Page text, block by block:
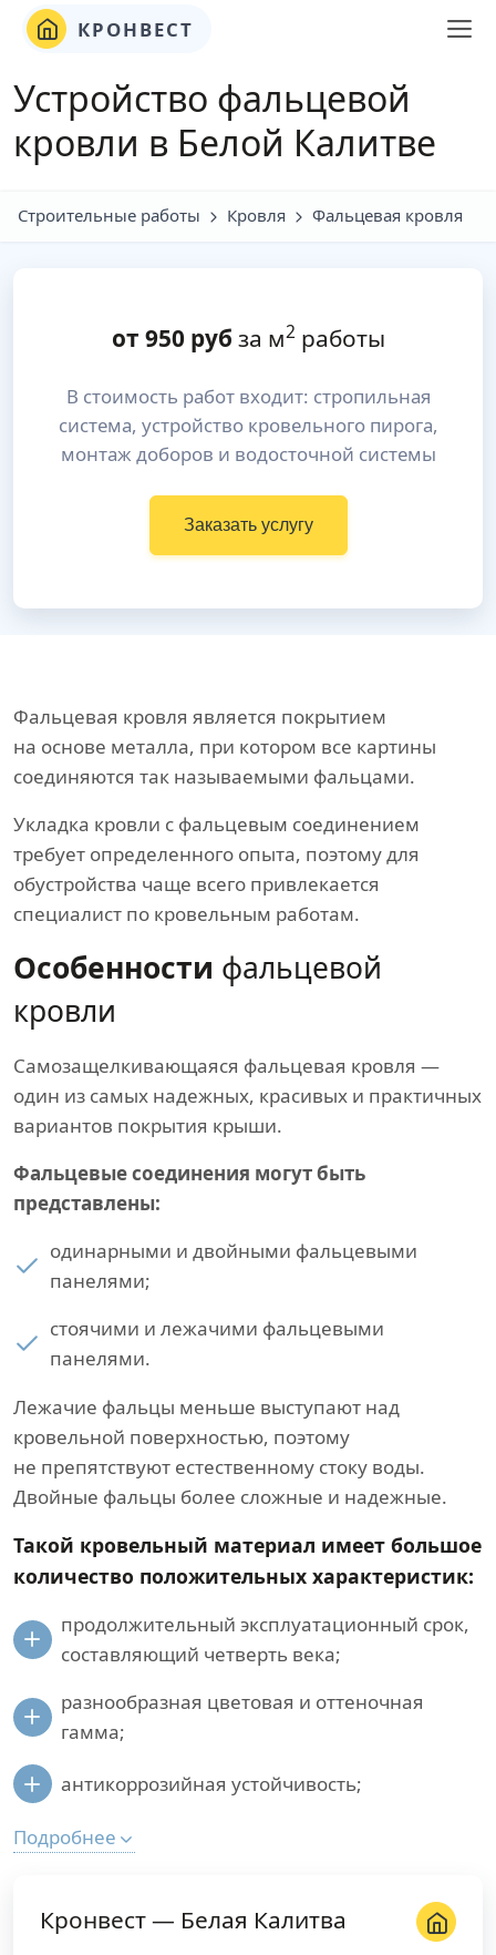
КРОНВЕСТ
Устройство фальцевой
кровли в Белой Калитве
Строительные работы Кровля Фальцевая кровля
от 950руб за м2работы
В стоимость работ входит: стропильная
система, устройство кровельного пирога,
монтаж доборов и водосточной системы
Заказать услугу
Фальцевая кровля является покрытием
на основе металла, при котором все картины
соединяются так называемыми фальцами.
Укладка кровли с фальцевым соединением
требует определенного опыта, поэтому для
обустройства чаще всего привлекается
специалист по кровельным работам.
Особенности фальцевой
кровли
Самозащелкивающаяся фальцевая кровля —
один из самых надежных, красивых и практичных
вариантов покрытия крыши.
Фальцевые соединения могут быть
представлены:
одинарными и двойными фальцевыми
панелями;
стоячими и лежачими фальцевыми
панелями.
Лежачие фальцы меньше выступают над
кровельной поверхностью, поэтому
не препятствуют естественному стоку воды.
Двойные фальцы более сложные и надежные.
Такой кровельный материал имеет большое
количество положительных характеристик:
продолжительный эксплуатационный срок,
составляющий четверть века;
разнообразная цветовая и оттеночная
гамма;
антикоррозийная устойчивость;
Подробнее
Кронвест — Белая Калитва